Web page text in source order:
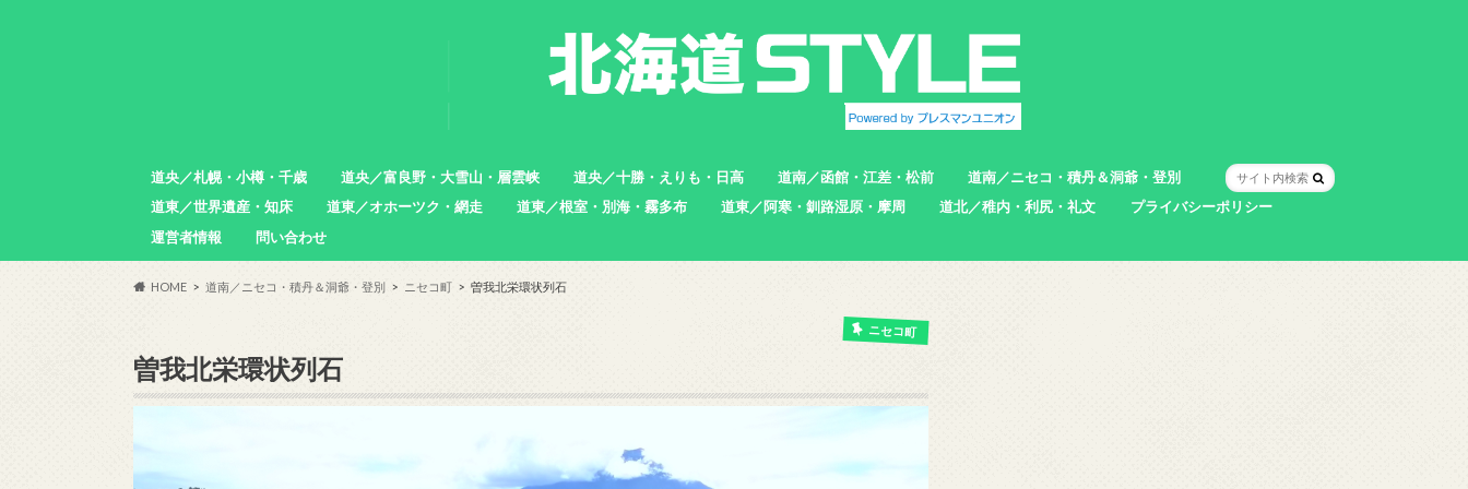
道央／札幌・小樽・千歳
札幌市
小樽市
石狩市
北広島市
恵庭市
千歳市
苫小牧市
道央／富良野・大雪山・層雲峡
中富良野町
東川町
沼田町
幌加内町
増毛町
道央／十勝・えりも・日高
帯広市
えりも町
新ひだか町
足寄町
道南／函館・江差・松前
函館市
北斗市
七飯町
松前町
江差町
上ノ国町
道南／ニセコ・積丹＆洞爺・登別
室蘭市
登別市
洞爺湖町
真狩村
共和町
壮瞥町
積丹町
神恵内村
道東／世界遺産・知床
羅臼町
斜里町
道東／オホーツク・網走 道東／根室・別海・霧多布 道東／阿寒・釧路湿原・摩周 道北／稚内・利尻・礼文
プライバシーポリシー
運営者情報
問い合わせ
HOME 道南／ニセコ・積丹＆洞爺・登別 ニセコ町 曽我北栄環状列石
ニセコ町
曽我北栄環状列石